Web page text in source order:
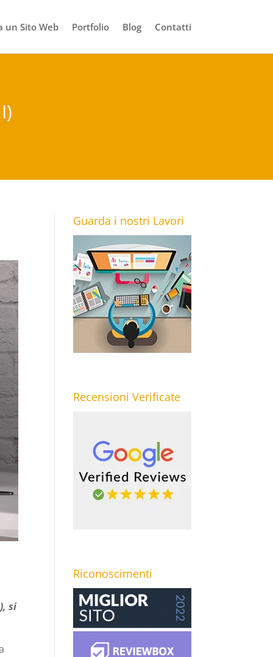
un Sito Web Portfolio Blog Contatti
si
Guarda i nostri Lavori
Recensioni Verificate
Riconoscimenti